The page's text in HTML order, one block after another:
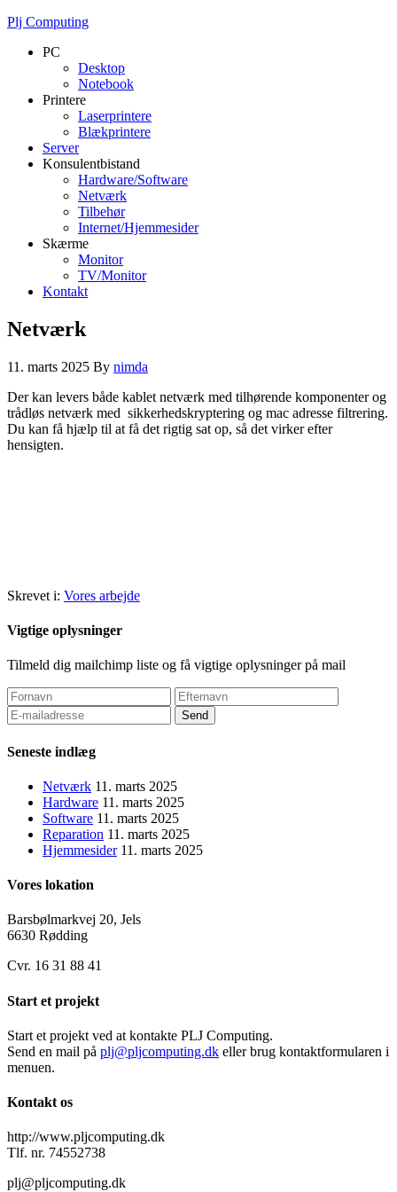
Plj Computing
PC
Desktop
Notebook
Printere
Laserprintere
Blækprintere
Server
Konsulentbistand
Hardware/Software
Netværk
Tilbehør
Internet/Hjemmesider
Skærme
Monitor
TV/Monitor
Kontakt
Netværk
11. marts 2025 By nimda
Der kan levers både kablet netværk med tilhørende komponenter og
trådløs netværk med sikkerhedskryptering og mac adresse filtrering.
Du kan få hjælp til at få det rigtig sat op, så det virker efter
hensigten.
Skrevet i: Vores arbejde
Vigtige oplysninger
Tilmeld dig mailchimp liste og få vigtige oplysninger på mail
Seneste indlæg
Netværk 11. marts 2025
Hardware 11. marts 2025
Software 11. marts 2025
Reparation 11. marts 2025
Hjemmesider 11. marts 2025
Vores lokation
Barsbølmarkvej 20, Jels
6630 Rødding
Cvr. 16 31 88 41
Start et projekt
Start et projekt ved at kontakte PLJ Computing.
Send en mail på plj@pljcomputing.dk eller brug kontaktformularen i
menuen.
Kontakt os
http://www.pljcomputing.dk
Tlf. nr. 74552738
plj@pljcomputing.dk